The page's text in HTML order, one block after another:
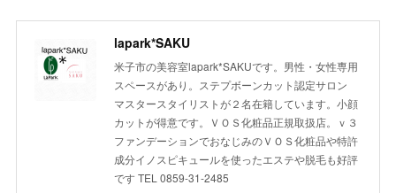
lapark*SAKU
米子市の美容室lapark*SAKUです。男性・女性専用
スペースがあり。ステプボーンカット認定サロン
マスタースタイリストが２名在籍しています。小顔
カットが得意です。ＶＯＳ化粧品正規取扱店。ｖ３
ファンデーションでおなじみのＶＯＳ化粧品や特許
成分イノスピキュールを使ったエステや脱毛も好評
です TEL 0859-31-2485